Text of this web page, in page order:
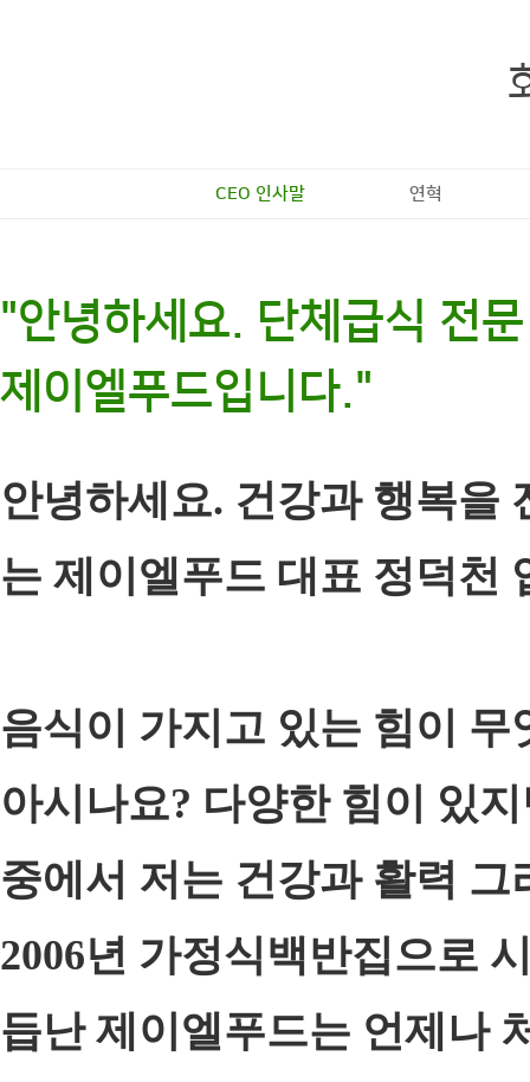
CEO 인사말 연혁
"안녕하세요. 단체급식 전
제이엘푸드입니다."
안녕하세요. 건강과 행복을
는 제이엘푸드 대표 정덕천
음식이 가지고 있는 힘이 무
아시나요? 다양한 힘이 있
중에서 저는 건강과 활력
2006년 가정식백반집으로
듭난 제이엘푸드는 언제나